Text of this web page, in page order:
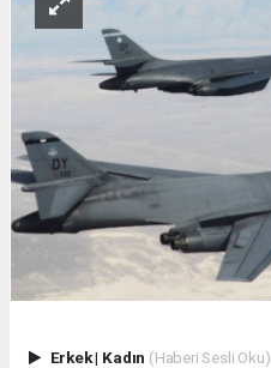
Erkek| Kadın (Haberi Sesli Oku)